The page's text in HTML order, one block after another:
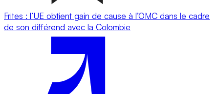
Frites : l’UE obtient gain de cause à l’OMC dans le cadre
de son différend avec la Colombie